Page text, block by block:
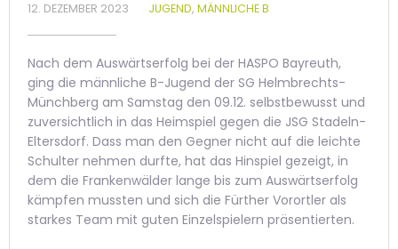
12. DEZEMBER 2023 JUGEND, MÄNNLICHE B
Nach dem Auswärtserfolg bei der HASPO Bayreuth,
ging die männliche B-Jugend der SG Helmbrechts-
Münchberg am Samstag den 09.12. selbstbewusst und
zuversichtlich in das Heimspiel gegen die JSG Stadeln-
Eltersdorf. Dass man den Gegner nicht auf die leichte
Schulter nehmen durfte, hat das Hinspiel gezeigt, in
dem die Frankenwälder lange bis zum Auswärtserfolg
kämpfen mussten und sich die Fürther Vorortler als
starkes Team mit guten Einzelspielern präsentierten.